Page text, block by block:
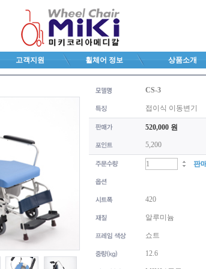
고객지원 휠체어 정보 상품소개
CS-3
접이식 이동변기
520,000 원
5,200
판
420
알루미늄
쇼트
12.6